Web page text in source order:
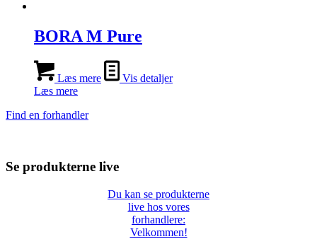
BORA M Pure
Læs mere
Vis detaljer
Læs mere
Find en forhandler
Se produkterne live
Du kan se produkterne
live hos vores
forhandlere:
Velkommen!